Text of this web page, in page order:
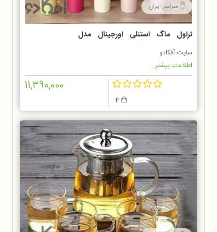
سراسر ایران
تراول ماگ استنلی اورجینال مدل
TUMBLER ظرفیت 1.18 لیتر
سایت آفکادو
اطلاعات بیشتر...
11,390,000